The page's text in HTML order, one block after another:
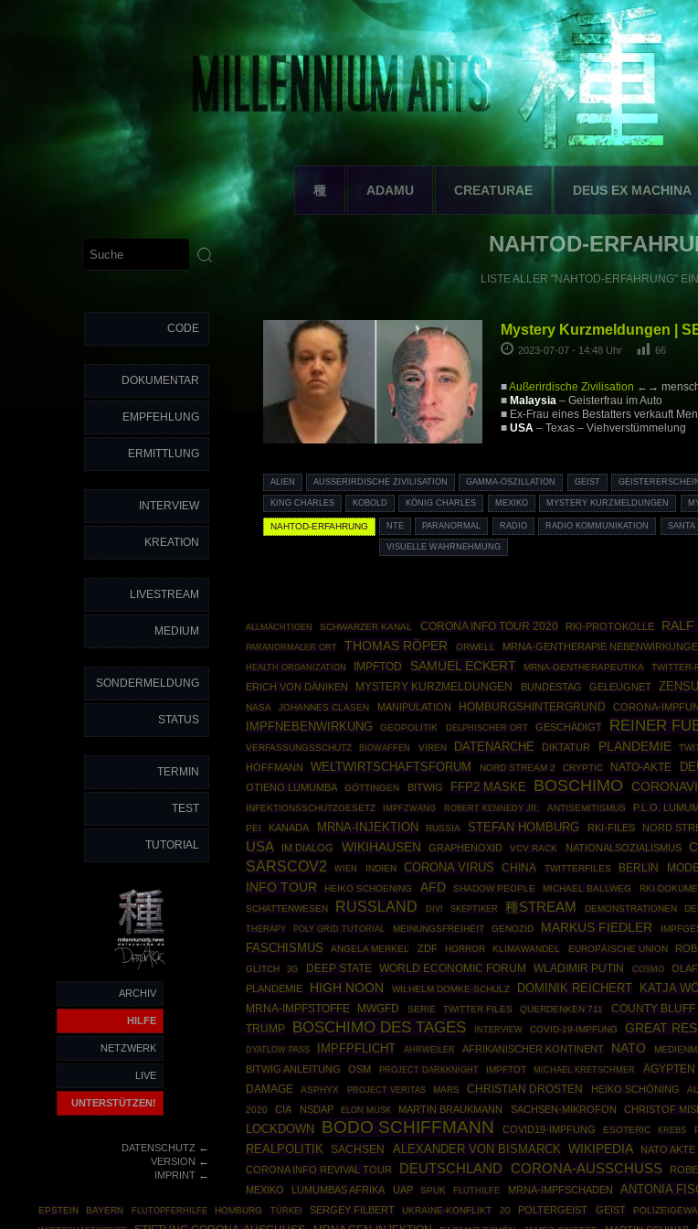
種 ADAMU CREATURAE DEUS EX MACHINA
CODE
DOKUMENTAR
EMPFEHLUNG
ERMITTLUNG
INTERVIEW
KREATION
LIVESTREAM
MEDIUM
SONDERMELDUNG
STATUS
TERMIN
TEST
TUTORIAL
ARCHIV
HILFE
NETZWERK
LIVE
UNTERSTÜTZEN!
DATENSCHUTZ←
VERSION ←
IMPRINT←
NAHTOD-
LISTE ALLER "NAHTOD-ERFAHRUNG"
Mystery Kurzmeldungen |
2023-07-07 - 14:48 Uhr 66
■Außerirdische Zivilisation ←→
■ Malaysia– Geisterfrau im Auto
■ Ex-Frau eines Bestatters verkauft
■ USA– Texas – Viehverstümmelung
ALIEN AUSSERIRDISCHE ZIVILISATION GAMMA-OSZILLATION GEIST
KING CHARLES KOBOLD KÖNIG CHARLES MEXIKO MYSTERY KURZMELDUNGEN
NAHTOD-ERFAHRUNG NTE PARANORMAL RADIO RADIO KOMMUNIKATION SANTA
VISUELLE WAHRNEHMUNG
ALLMÄCHTIGEN SCHWARZER KANAL CORONA INFO TOUR 2020 RKI-PROTOKOLLE RALF
PARANORMALER ORT THOMAS RÖPER ORWELL MRNA-GENTHERAPIE
HEALTH ORGANIZATION
IMPFTOD SAMUEL ECKERT MRNA-GENTHERAPEUTIKA TWITTER-
ERICH VON DÄNIKEN MYSTERY KURZMELDUNGEN BUNDESTAG GELEUGNET
NASA JOHANNES CLASEN MANIPULATION HOMBURGSHINTERGRUND CORONA-
IMPFNEBENWIRKUNG GEOPOLITIK DELPHISCHER ORT GESCHÄDIGT REINER
VERFASSUNGSSCHUTZ BIOWAFFEN VIREN DATENARCHE DIKTATUR PLANDEMIE
HOFFMANN
WELTWIRTSCHAFTSFORUM NORD STREAM 2 CRYPTIC NATO-AKTE
OTIENO LUMUMBA
GÖTTINGEN BITWIG FFP2 MASKE BOSCHIMO
INFEKTIONSSCHUTZGESETZ IMPFZWANG ROBERT KENNEDY JR. ANTISEMITISMUS P.L.O.
PEI KANADA MRNA-INJEKTION RUSSIA STEFAN HOMBURG RKI-FILES NORD
USA IM DIALOG WIKIHAUSEN GRAPHENOXID VCV RACK NATIONALSOZIALISMUS
SARSCOV2 WIEN INDIEN CORONA VIRUS CHINA TWITTERFILES BERLIN
INFO TOUR
HEIKO SCHOENING AFD SHADOW PEOPLE MICHAEL BALLWEG RKI-
SCHATTENWESEN RUSSLAND DIVI SKEPTIKER 種STREAM DEMONSTRATIONEN
THERAPY
POLY GRID TUTORIAL MEINUNGSFREIHEIT GENOZID MARKUS FIEDLER
FASCHISMUS ANGELA MERKEL ZDF HORROR KLIMAWANDEL EUROPÄISCHE UNION
GLITCH 3G DEEP STATE WORLD ECONOMIC FORUM WLADIMIR PUTIN COSMO
PLANDEMIE
HIGH NOON WILHELM DOMKE-SCHULZ DOMINIK REICHERT KATJA
MRNA-IMPFSTOFFE MWGFD SERIE TWITTER FILES QUERDENKEN 711 COUNTY BLUFF
TRUMP
BOSCHIMO DES TAGES INTERVIEW COVID-19-IMPFUNG GREAT
DYATLOW PASS IMPFPFLICHT AHRWEILER AFRIKANISCHER KONTINENT NATO
BITWIG ANLEITUNG OSM PROJECT DARKKNIGHT IMPFTOT MICHAEL KRETSCHMER ÄGYPTEN
DAMAGE
ASPHYX PROJECT VERITAS MARS CHRISTIAN DROSTEN HEIKO SCHÖNING
2020
CIA NSDAP ELON MUSK MARTIN BRAUKMANN SACHSEN-MIKROFON CHRISTOF
LOCKDOWN BODO SCHIFFMANN COVID19-IMPFUNG ESOTERIC KREBS
REALPOLITIK SACHSEN ALEXANDER VON BISMARCK WIKIPEDIA NATO AKTE
CORONA INFO REVIVAL TOUR DEUTSCHLAND CORONA-AUSSCHUSS
MEXIKO LUMUMBAS AFRIKA UAP SPUK FLUTHILFE MRNA-IMPFSCHADEN ANTONIA
EPSTEIN
BAYERN FLUTOPFERHILFE HOMBURG TÜRKEI SERGEY FILBERT UKRAINE-KONFLIKT 2G POLTERGEIST GEIST